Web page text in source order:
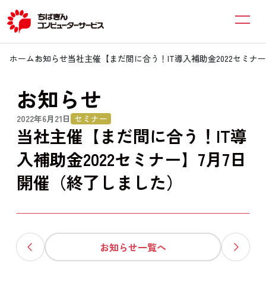
ホームお知らせ当社主催【まだ間に合う！IT導入補助金2022セミナ
お知らせ
2022年6月21日 セミナー
当社主催【まだ間に合う！IT導
入補助金2022セミナー】7月7日
開催（終了しました）
お知らせ一覧へ